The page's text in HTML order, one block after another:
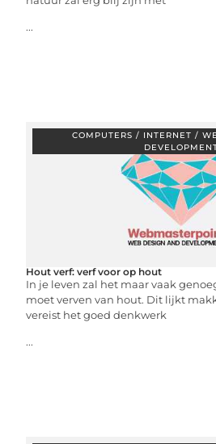
...
COMPUTERS / INTERNET /
Hout verf: verf voor op hout
In je leven zal het maar vaak
moet verven van hout. Dit lijkt
vereist het goed denkwerk
...